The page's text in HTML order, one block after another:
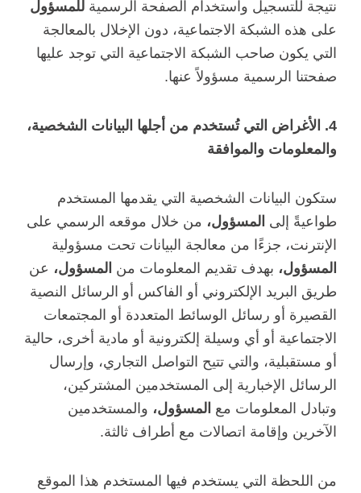
نتيجة للتسجيل واستخدام الصفحة الرسمية للمسؤول
على هذه الشبكة الاجتماعية، دون الإخلال بالمعالجة
التي يكون صاحب الشبكة الاجتماعية التي توجد عليها
صفحتنا الرسمية مسؤولاً عنها.
4. الأغراض التي تُستخدم من أجلها البيانات الشخصية،
والمعلومات والموافقة
ستكون البيانات الشخصية التي يقدمها المستخدم
طواعيةً إلى المسؤول، من خلال موقعه الرسمي على
الإنترنت، جزءًا من معالجة البيانات تحت مسؤولية
المسؤول، بهدف تقديم المعلومات من المسؤول، عن
طريق البريد الإلكتروني أو الفاكس أو الرسائل النصية
القصيرة أو رسائل الوسائط المتعددة أو المجتمعات
الاجتماعية أو أي وسيلة إلكترونية أو مادية أخرى، حالية
أو مستقبلية، والتي تتيح التواصل التجاري، وإرسال
الرسائل الإخبارية إلى المستخدمين المشتركين،
وتبادل المعلومات مع المسؤول، والمستخدمين
الآخرين وإقامة اتصالات مع أطراف ثالثة.
من اللحظة التي يستخدم فيها المستخدم هذا الموقع